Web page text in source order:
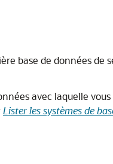
base de données de
avec laquelle vous
Lister les systèmes de